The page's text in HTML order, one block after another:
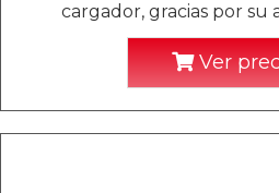
cargador, gracias por su
Ver